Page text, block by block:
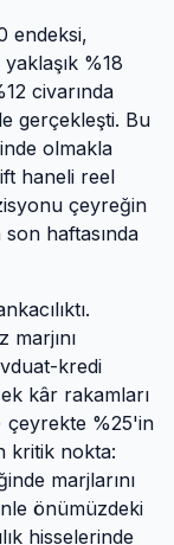
endeksi,
%18
civarında
gerçekleşti. Bu
olmakla
haneli reel
çeyreğin
son haftasında
marjını
kredi
kâr rakamları
çeyrekte %25'in
kritik nokta:
marjlarını
önümüzdeki
hisselerinde